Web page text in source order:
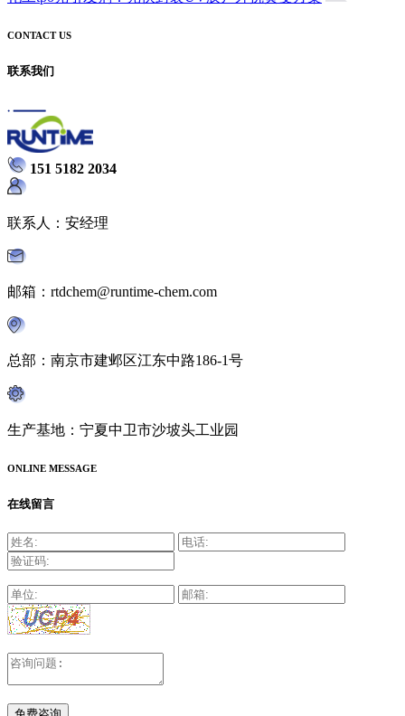
CONTACT US
联系我们
151 5182 2034
联系人：安经理
邮箱：rtdchem@runtime-chem.com
总部：南京市建邺区江东中路186-1号
生产基地：宁夏中卫市沙坡头工业园
ONLINE MESSAGE
在线留言